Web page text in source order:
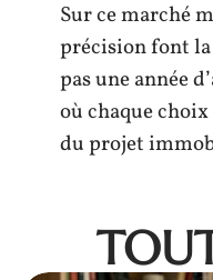
Sur ce marché
précision font la
pas une année
où chaque
du projet